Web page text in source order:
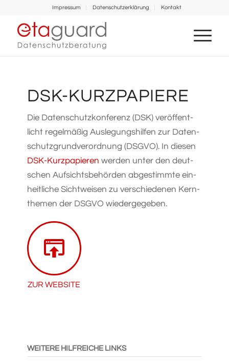
Impressum Datenschutz­erklärung Kon­takt
DSK-KURZ­PA­PIERE
Die Daten­schutz­kon­fe­renz (DSK) ver­öf­fent­
licht regel­mäßig Aus­le­gungs­hilfen zur Daten­
schutz­grund­ver­ord­nung (DSGVO). In diesen
DSK-Kurz­pa­pieren werden unter den deut­
schen Auf­sichts­be­hörden abge­stimmte ein­
heit­liche Sicht­weisen zu ver­schie­denen Kern­
themen der DSGVO wiedergegeben.
ZUR WEB­SITE
WEI­TERE HILF­REICHE LINKS